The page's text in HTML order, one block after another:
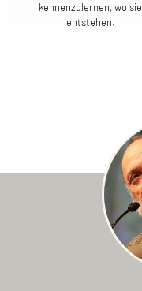
kennenzulernen, wo sie
entstehen.